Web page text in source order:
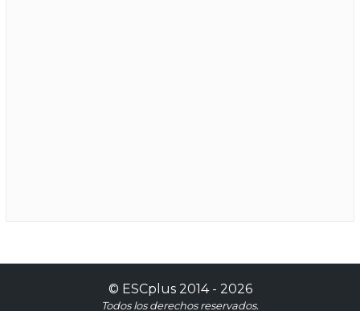
© ESCplus2014 - 2026
Todos los derechos reservados.